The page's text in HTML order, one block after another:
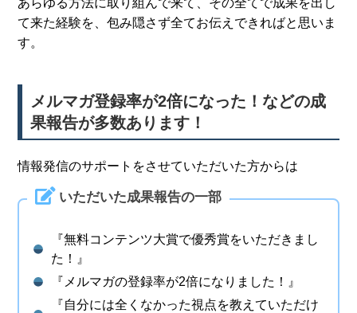
あらゆる方法に取り組んで来て、その全てで成果を出し
て来た経験を、包み隠さず全てお伝えできればと思いま
す。
メルマガ登録率が2倍になった！などの成
果報告が多数あります！
情報発信のサポートをさせていただいた方からは
いただいた成果報告の一部
『無料コンテンツ大賞で優秀賞をいただきまし
た！』
『メルマガの登録率が2倍になりました！』
『自分には全くなかった視点を教えていただけ